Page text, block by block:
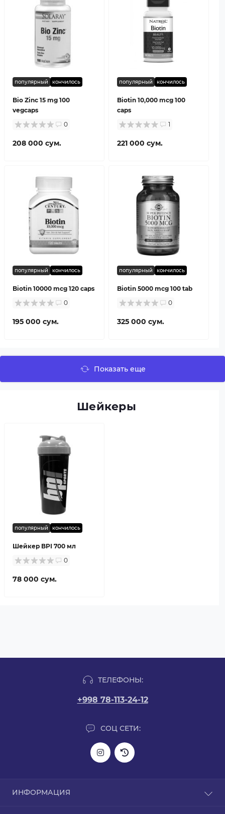
популярный кончилось
Bio Zinc 15 mg 100
vegcaps
0
208 000 сум.
популярный кончилось
Biotin 10,000 mcg 100
caps
1
221 000 сум.
популярный кончилось
Biotin 10000 mcg 120 caps
0
195 000 сум.
популярный кончилось
Biotin 5000 mcg 100 tab
0
325 000 сум.
Показать еще
Шейкеры
популярный кончилось
Шейкер BPI 700 мл
0
78 000 сум.
ТЕЛЕФОНЫ:
+998 78-113-24-12
СОЦ СЕТИ:
ИНФОРМАЦИЯ